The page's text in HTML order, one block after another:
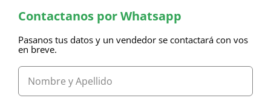
Contactanos por Whatsapp
Pasanos tus datos y un vendedor se contactará con vos
en breve.